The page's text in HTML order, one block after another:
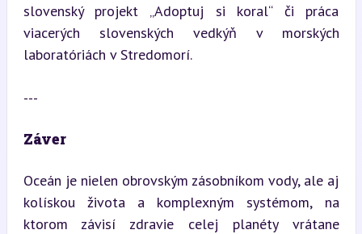
slovenský projekt „Adoptuj si koral“ či práca
viacerých slovenských vedkýň v morských
laboratóriách v Stredomorí.
---
Záver
Oceán je nielen obrovským zásobníkom vody, ale aj
kolískou života a komplexným systémom, na
ktorom závisí zdravie celej planéty vrátane